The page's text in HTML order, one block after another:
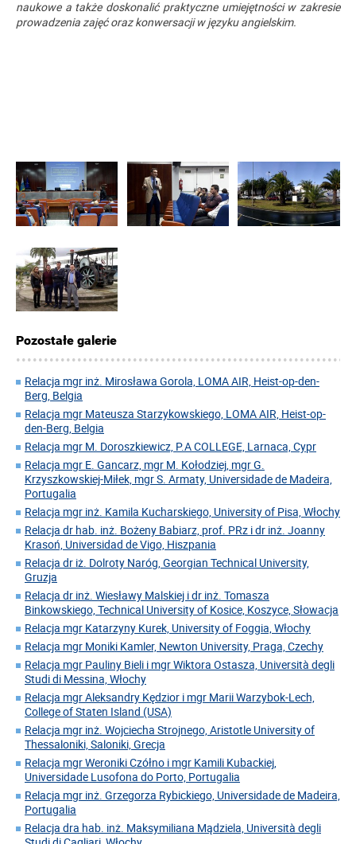
naukowe a także doskonalić praktyczne umiejętności w zakresie
prowadzenia zajęć oraz konwersacji w języku angielskim.
Pozostałe galerie
Relacja mgr inż. Mirosława Gorola, LOMA AIR, Heist-op-den-
Berg, Belgia
Relacja mgr Mateusza Starzykowskiego, LOMA AIR, Heist-op-
den-Berg, Belgia
Relacja mgr M. Doroszkiewicz, P.A COLLEGE, Larnaca, Cypr
Relacja mgr E. Gancarz, mgr M. Kołodziej, mgr G.
Krzyszkowskiej-Miłek, mgr S. Armaty, Universidade de Madeira,
Portugalia
Relacja mgr inż. Kamila Kucharskiego, University of Pisa, Włochy
Relacja dr hab. inż. Bożeny Babiarz, prof. PRz i dr inż. Joanny
Krasoń, Universidad de Vigo, Hiszpania
Relacja dr iż. Dolroty Naróg, Georgian Technical University,
Gruzja
Relacja dr inż. Wiesławy Malskiej i dr inż. Tomasza
Binkowskiego, Technical University of Kosice, Koszyce, Słowacja
Relacja mgr Katarzyny Kurek, University of Foggia, Włochy
Relacja mgr Moniki Kamler, Newton University, Praga, Czechy
Relacja mgr Pauliny Bieli i mgr Wiktora Ostasza, Università degli
Studi di Messina, Włochy
Relacja mgr Aleksandry Kędzior i mgr Marii Warzybok-Lech,
College of Staten Island (USA)
Relacja mgr inż. Wojciecha Strojnego, Aristotle University of
Thessaloniki, Saloniki, Grecja
Relacja mgr Weroniki Czółno i mgr Kamili Kubackiej,
Universidade Lusofona do Porto, Portugalia
Relacja mgr inż. Grzegorza Rybickiego, Universidade de Madeira,
Portugalia
Relacja dra hab. inż. Maksymiliana Mądziela, Università degli